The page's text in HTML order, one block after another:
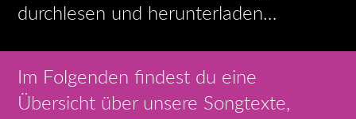
durchlesen und herunterladen…
Im Folgenden findest du eine
Übersicht über unsere Songtexte,